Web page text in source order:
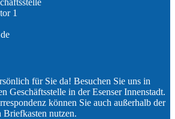
1
für Sie da! Besuchen Sie uns in
Geschäftsstelle in der Esenser Innenstadt.
können Sie auch außerhalb der
Briefkasten nutzen.